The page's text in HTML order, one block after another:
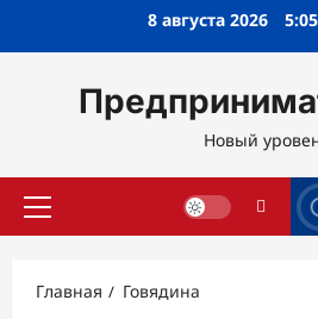
8 августа 2026
Новый
Основное
Главная Говядина